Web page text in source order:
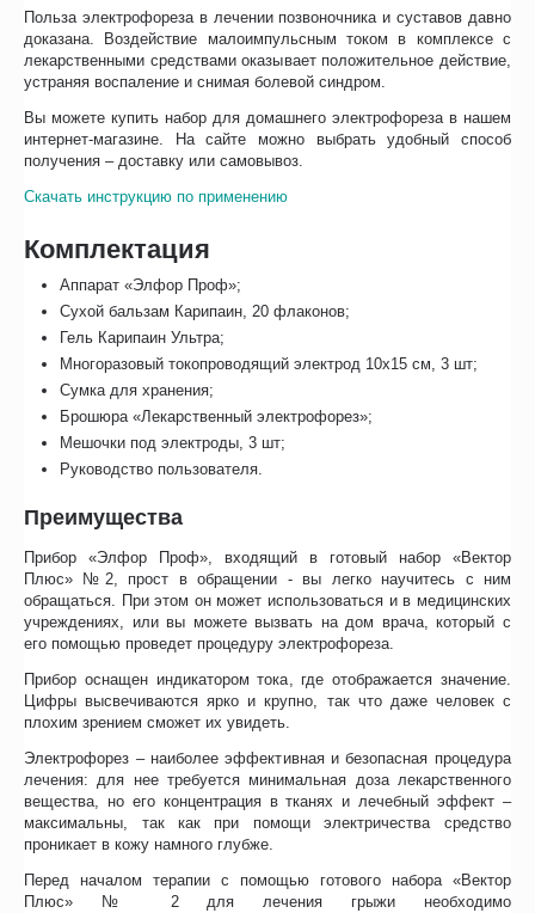
Польза электрофореза в лечении позвоночника и суставов давно
доказана. Воздействие малоимпульсным током в комплексе с
лекарственными средствами оказывает положительное действие,
устраняя воспаление и снимая болевой синдром.
Вы можете купить набор для домашнего электрофореза в нашем
интернет-магазине. На сайте можно выбрать удобный способ
получения – доставку или самовывоз.
Скачать инструкцию по применению
Комплектация
Аппарат «Элфор Проф»;
Сухой бальзам Карипаин, 20 флаконов;
Гель Карипаин Ультра;
Многоразовый токопроводящий электрод 10х15 см, 3 шт;
Сумка для хранения;
Брошюра «Лекарственный электрофорез»;
Мешочки под электроды, 3 шт;
Руководство пользователя.
Преимущества
Прибор «Элфор Проф», входящий в готовый набор «Вектор
Плюс» №2, прост в обращении - вы легко научитесь с ним
обращаться. При этом он может использоваться и в медицинских
учреждениях, или вы можете вызвать на дом врача, который с
его помощью проведет процедуру электрофореза.
Прибор оснащен индикатором тока, где отображается значение.
Цифры высвечиваются ярко и крупно, так что даже человек с
плохим зрением сможет их увидеть.
Электрофорез – наиболее эффективная и безопасная процедура
лечения: для нее требуется минимальная доза лекарственного
вещества, но его концентрация в тканях и лечебный эффект –
максимальны, так как при помощи электричества средство
проникает в кожу намного глубже.
Перед началом терапии с помощью готового набора «Вектор
Плюс» № 2 для лечения грыжи необходимо